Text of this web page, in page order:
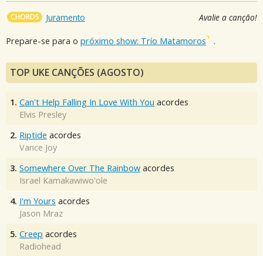
CHORDS Juramento Avalie a canção!
Prepare-se para o próximo show: Trío Matamoros .
TOP UKE CANÇÕES (AGOSTO)
1. Can't Help Falling In Love With You acordes
Elvis Presley
2. Riptide acordes
Vance Joy
3. Somewhere Over The Rainbow acordes
Israel Kamakawiwo'ole
4. I'm Yours acordes
Jason Mraz
5. Creep acordes
Radiohead